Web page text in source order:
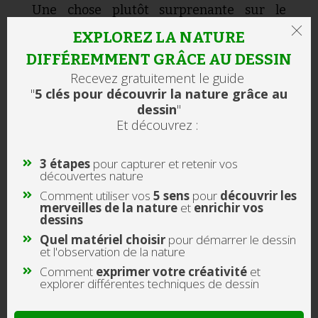
Une chose plutôt surprenante sur le
dessin :dessiner … rendrait heureux
Bon, peut être que vous vous dîtes que j’y
vais un peu fort ? Si on regarde du côté de
l’attention, c’est pourtant bien le cas.
D’après les auteurs d’une étude menée en
courant d’artistes ,dessiner peut
permettre d’entrer dans un état
d’attention soutenue, aussi appelé
flow”12 ou “zone” par les athlètes.
Cet état un peu particulier et assez fragile,
que vous avez sans doute déjà rencontré,
EXPLOREZ LA NATURE
DIFFÉREMMENT GRÂCE AU DESSIN
Recevez gratuitement le guide
"5 clés pour découvrir la nature grâce au
dessin"
Et découvrez :
3 étapes pour capturer et retenir vos
découvertes nature
Comment utiliservos 5 sens pour découvrir les
merveilles de la nature etenrichir vos
dessins
Quel matériel choisir pour démarrer le dessin
et l'observation de la nature
Comment exprimer votre créativité et
explorer différentes techniques de dessin